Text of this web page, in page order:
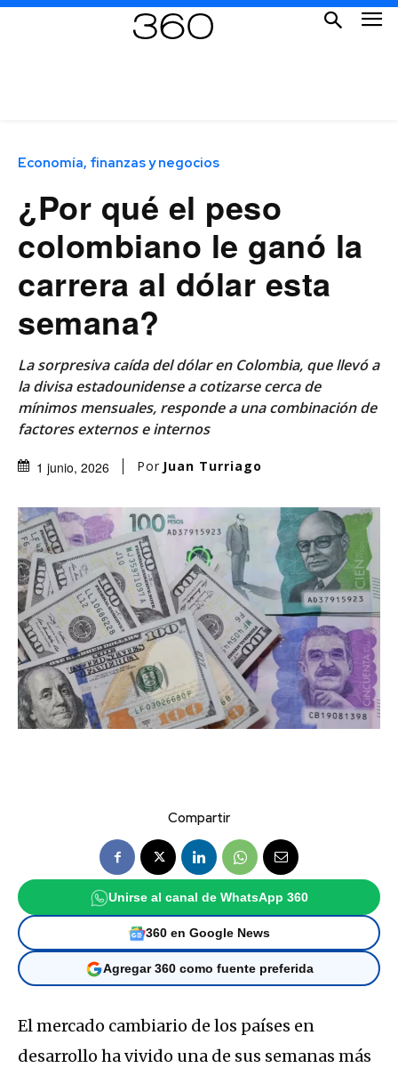
Economía, finanzas y negocios
¿Por qué el peso
colombiano le ganó la
carrera al dólar esta
semana?
La sorpresiva caída del dólar en Colombia, que llevó a
la divisa estadounidense a cotizarse cerca de
mínimos mensuales, responde a una combinación de
factores externos e internos
1 junio, 2026 Por Juan Turriago
Compartir
Unirse al canal de WhatsApp 360
360 en Google News
Agregar 360 como fuente preferida
El mercado cambiario de los países en
desarrollo ha vivido una de sus semanas más